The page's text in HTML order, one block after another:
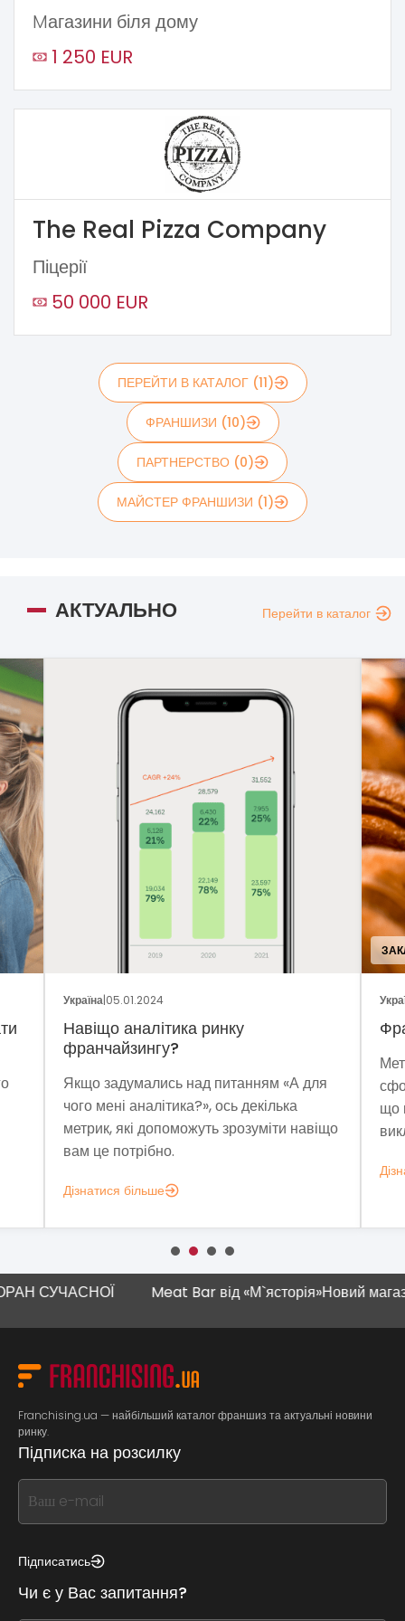
Mагазини біля дому
1 250 EUR
The Real Pizza Company
Піцерії
50 000 EUR
ПЕРЕЙТИ В КАТАЛОГ (11)
ФРАНШИЗИ (10)
ПАРТНЕРСТВО (0)
МАЙСТЕР ФРАНШИЗИ (1)
АКТУАЛЬНО Перейти в каталог
аналітика ринку
над питанням «А для
аналітика?», ось декілька
які допоможуть зрозуміти навіщо
ЗАКЛАДИ
Франшиза
Методом власних
сформували
що витримує
виклики сучасності.
СУЧАСНОЇ Meat Bar від «М`ясторія»Новий
Franchising.ua — найбільший каталог франшиз та актуальні новини
ринку.
Підписка на розсилку
If
you
this,
this
Підписатись
Чи є у Вас запитання?